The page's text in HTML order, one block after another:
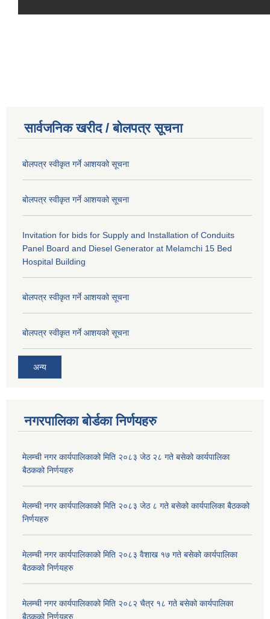
सार्वजनिक खरीद / बोलपत्र सूचना
बोलपत्र स्वीकृत गर्ने आशयको सूचना
बोलपत्र स्वीकृत गर्ने आशयको सूचना
Invitation for bids for Supply and Installation of Conduits
Panel Board and Diesel Generator at Melamchi 15 Bed
Hospital Building
बोलपत्र स्वीकृत गर्ने आशयको सूचना
बोलपत्र स्वीकृत गर्ने आशयको सूचना
अन्य
नगरपालिका बोर्डका निर्णयहरु
मेलम्ची नगर कार्यपालिकाको मिति २०८३ जेठ २८ गते बसेको कार्यपालिका
बैठकको निर्णयहरु
मेलम्ची नगर कार्यपालिकाको मिति २०८३ जेठ ८ गते बसेको कार्यपालिका बैठकको
निर्णयहरु
मेलम्ची नगर कार्यपालिकाको मिति २०८३ वैशाख १७ गते बसेको कार्यपालिका
बैठकको निर्णयहरु
मेलम्ची नगर कार्यपालिकाको मिति २०८२ चैत्र १८ गते बसेको कार्यपालिका
बैठकको निर्णयहरु